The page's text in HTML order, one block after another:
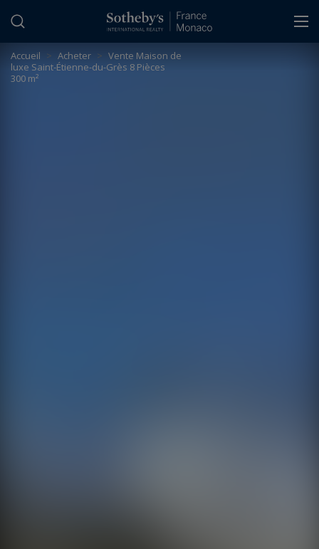
Accueil > Acheter > Vente Maison de
luxe Saint-Étienne-du-Grès 8 Pièces
300 m²